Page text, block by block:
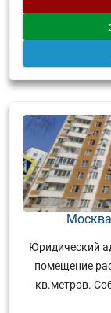
Юридический
помещение
кв.метров.